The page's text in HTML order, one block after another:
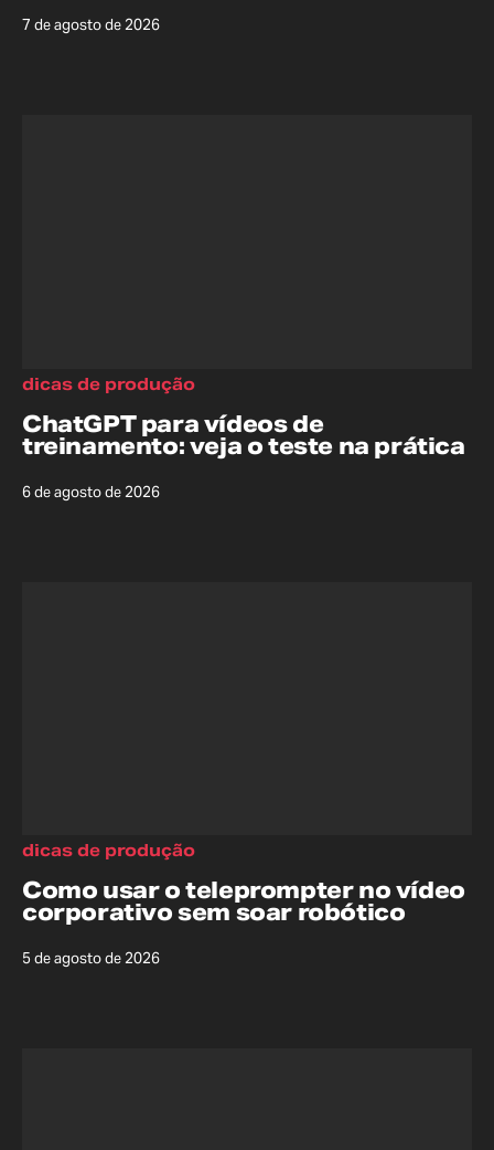
7 de agosto de 2026
ChatGPT para vídeos de
treinamento: veja o teste na prática
6 de agosto de 2026
dicas de produção
Como usar o teleprompter no vídeo
corporativo sem soar robótico
5 de agosto de 2026
dicas de produção